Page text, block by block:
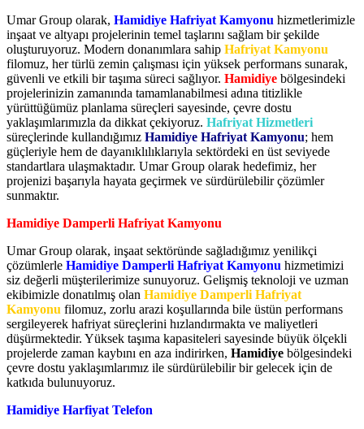
Umar Group olarak, Hamidiye Hafriyat Kamyonu hizmetlerimizle
inşaat ve altyapı projelerinin temel taşlarını sağlam bir şekilde
oluşturuyoruz. Modern donanımlara sahip Hafriyat Kamyonu
filomuz, her türlü zemin çalışması için yüksek performans sunarak,
güvenli ve etkili bir taşıma süreci sağlıyor. Hamidiye bölgesindeki
projelerinizin zamanında tamamlanabilmesi adına titizlikle
yürüttüğümüz planlama süreçleri sayesinde, çevre dostu
yaklaşımlarımızla da dikkat çekiyoruz. Hafriyat Hizmetleri
süreçlerinde kullandığımız Hamidiye Hafriyat Kamyonu; hem
güçleriyle hem de dayanıklılıklarıyla sektördeki en üst seviyede
standartlara ulaşmaktadır. Umar Group olarak hedefimiz, her
projenizi başarıyla hayata geçirmek ve sürdürülebilir çözümler
sunmaktır.
Hamidiye Damperli Hafriyat Kamyonu
Umar Group olarak, inşaat sektöründe sağladığımız yenilikçi
çözümlerle Hamidiye Damperli Hafriyat Kamyonu hizmetimizi
siz değerli müşterilerimize sunuyoruz. Gelişmiş teknoloji ve uzman
ekibimizle donatılmış olan Hamidiye Damperli Hafriyat
Kamyonu filomuz, zorlu arazi koşullarında bile üstün performans
sergileyerek hafriyat süreçlerini hızlandırmakta ve maliyetleri
düşürmektedir. Yüksek taşıma kapasiteleri sayesinde büyük ölçekli
projelerde zaman kaybını en aza indirirken, Hamidiye bölgesindeki
çevre dostu yaklaşımlarımız ile sürdürülebilir bir gelecek için de
katkıda bulunuyoruz.
Hamidiye Harfiyat Telefon